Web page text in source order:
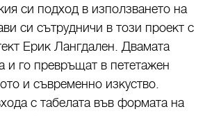
си подход в използването на
си сътрудничи в този проект с
Ерик Лангдален. Двамата
и го превръщат в пететажен
и съвременно изкуство.
с табелата във формата на